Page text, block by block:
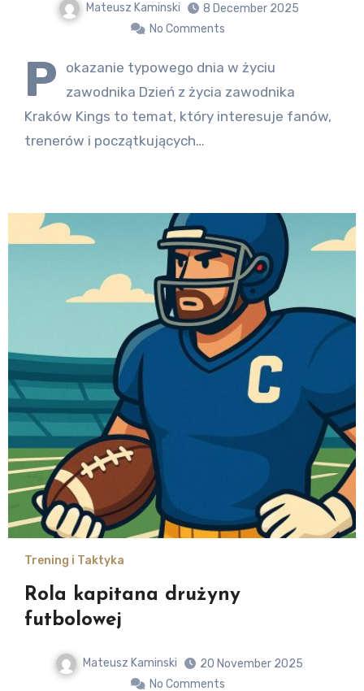
Mateusz Kaminski
8 December 2025
No Comments
P
okazanie typowego dnia w życiu
zawodnika Dzień z życia zawodnika
Kraków Kings to temat, który interesuje fanów,
trenerów i początkujących…
Trening i Taktyka
Rola kapitana drużyny
futbolowej
Mateusz Kaminski
20 November 2025
No Comments